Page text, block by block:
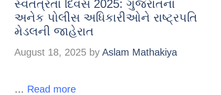
સ્વતંત્રતા દિવસ 2025: ગુજરાતના
અનેક પોલીસ અધિકારીઓને રાષ્ટ્રપતિ
મેડલની જાહેરાત
August 18, 2025 by Aslam Mathakiya
… Read more